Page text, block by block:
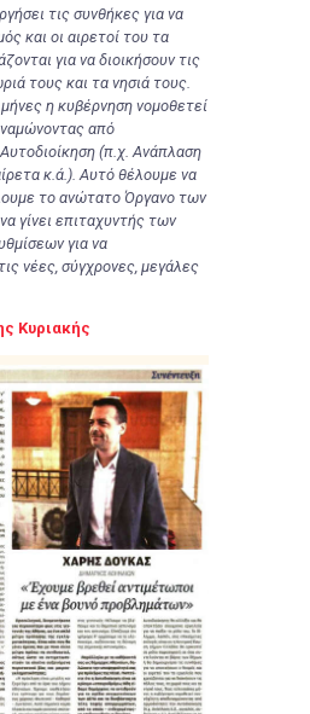
τις συνθήκες για να
και οι αιρετοί του τα
για να διοικήσουν τις
τους και τα νησιά τους.
η κυβέρνηση νομοθετεί
από
(π.χ. Ανάπλαση
κ.ά.). Αυτό θέλουμε να
το ανώτατο Όργανο των
γίνει επιταχυντής των
για να
νέες, σύγχρονες, μεγάλες
Κυριακής